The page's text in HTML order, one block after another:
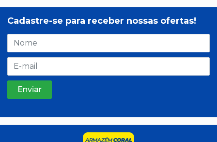
Cadastre-se para receber nossas ofertas!